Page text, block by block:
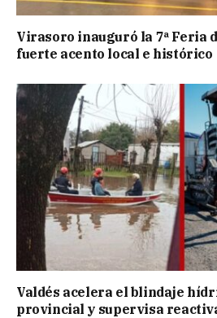
Virasoro inauguró la 7ª Feria
fuerte acento local e histórico
Valdés acelera el blindaje
provincial y supervisa